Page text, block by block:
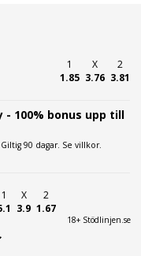
1
1.85
X
3.76
2
3.81
- 100% bonus upp till
90 dagar. Se villkor.
1
X
3.9
2
1.67
18+ Stödlinjen.se